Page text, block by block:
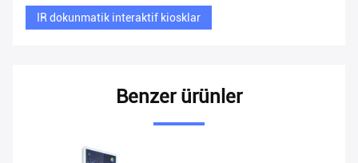
IR dokunmatik interaktif kiosklar
Benzer ürünler